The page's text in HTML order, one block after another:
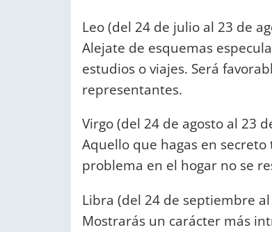
Leo (del 24 de julio al 23 de
Alejate de esquemas
estudios o viajes. Será
representantes.
Virgo (del 24 de agosto al 23
Aquello que hagas en
problema en el hogar no se
Libra (del 24 de septiembre
Mostrarás un carácter más